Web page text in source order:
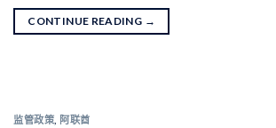
CONTINUE READING →
监管政策 阿联酋